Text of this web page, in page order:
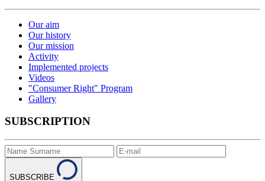
Our aim
Our history
Our mission
Activity
Implemented projects
Videos
"Consumer Right" Program
Gallery
SUBSCRIPTION
SUBSCRIBE